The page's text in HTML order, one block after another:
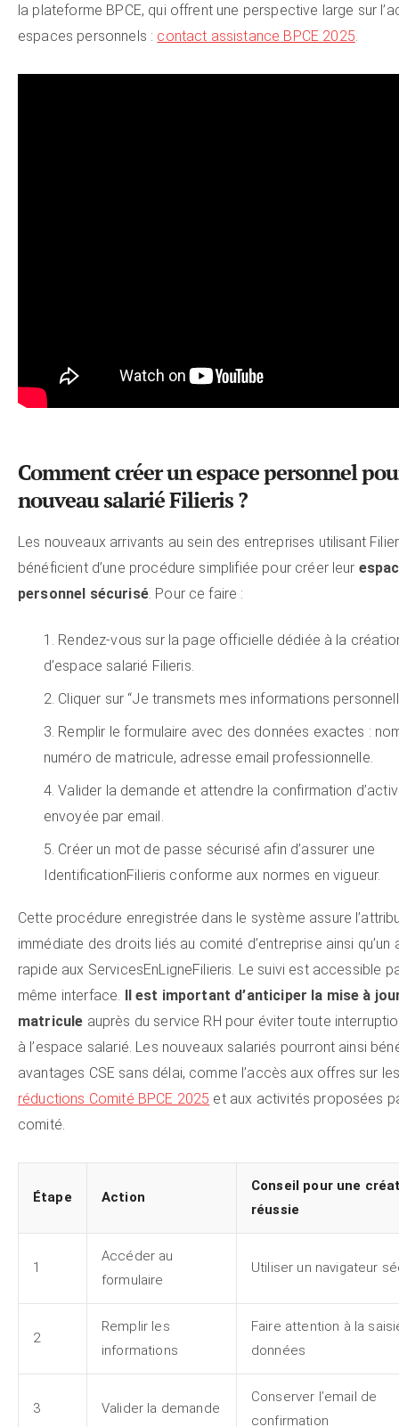
la plateforme BPCE, qui offrent une perspective large sur
espaces personnels : contact assistance BPCE 2025
Comment créer un espace personnel
nouveau salarié Filieris ?
Les nouveaux arrivants au sein des entreprises utilisant
bénéficient d’une procédure simplifiée pour créer leur
personnel sécurisé. Pour ce faire :
Rendez-vous sur la page officielle dédiée à la
d’espace salarié Filieris.
Cliquer sur “Je transmets mes informations
Remplir le formulaire avec des données exactes :
numéro de matricule, adresse email professionnelle.
Valider la demande et attendre la confirmation
envoyée par email.
Créer un mot de passe sécurisé afin d’assurer une
IdentificationFilieris conforme aux normes en vigueur.
Cette procédure enregistrée dans le système assure
immédiate des droits liés au comité d’entreprise ainsi qu’un
rapide aux ServicesEnLigneFilieris. Le suivi est accessible
même interface. Il est important d’anticiper la mise à
matricule auprès du service RH pour éviter toute
à l’espace salarié. Les nouveaux salariés pourront ainsi
avantages CSE sans délai, comme l’accès aux offres sur
réductions Comité BPCE 2025 et aux activités proposées
comité.
Étape Action
Conseil pour une
réussie
1
Accéder au
formulaire
Utiliser un navigateur
2
Remplir les
informations
Faire attention à la
données
3 Valider la demande
Conserver l’email de
confirmation